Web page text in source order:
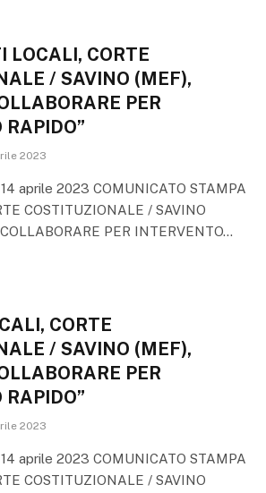
LOCALI, CORTE
/ SAVINO (MEF),
PER
2023
14 aprile 2023 COMUNICATO STAMPA
COSTITUZIONALE / SAVINO
PER INTERVENTO…
CORTE
/ SAVINO (MEF),
PER
2023
14 aprile 2023 COMUNICATO STAMPA
COSTITUZIONALE / SAVINO